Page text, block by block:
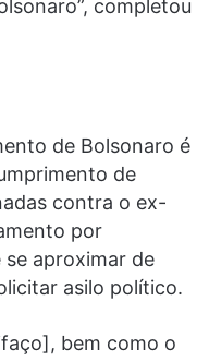
completou
de Bolsonaro é
de
contra o ex-
por
aproximar de
asilo político.
bem como o